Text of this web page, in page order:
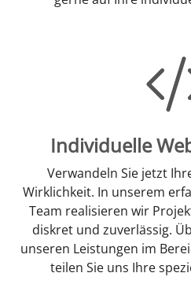
Individuelle
Verwandeln Sie jetzt
Wirklichkeit. In unserem
Team realisieren wir
diskret und zuverlässig.
unseren Leistungen im
teilen Sie uns Ihre